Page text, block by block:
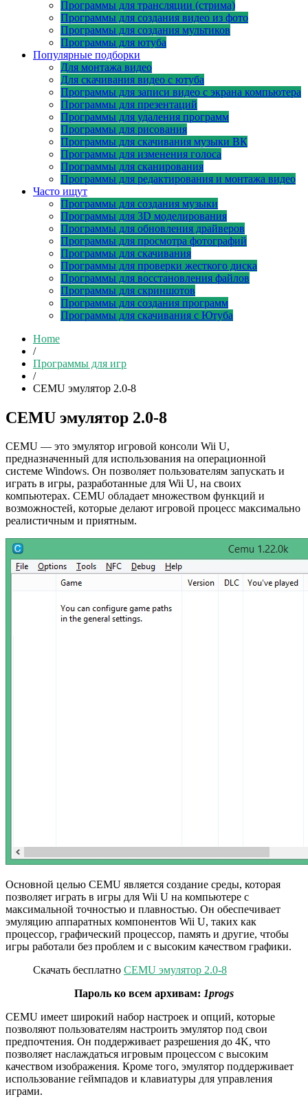
Программы для трансляции (стрима)
Программы для создания видео из фото
Программы для создания мультиков
Программы для ютуба
Популярные подборки
Для монтажа видео
Для скачивания видео с ютуба
Программы для записи видео с экрана компьютера
Программы для презентаций
Программы для удаления программ
Программы для рисования
Программы для скачивания музыки ВК
Программы для изменения голоса
Программы для сканирования
Программы для редактирования и монтажа видео
Часто ищут
Программы для создания музыки
Программы для 3D моделирования
Программы для обновления драйверов
Программы для просмотра фотографий
Программы для скачивания
Программы для проверки жесткого диска
Программы для восстановления файлов
Программы для скриншотов
Программы для создания программ
Программы для скачивания с Ютуба
Home
/
Программы для игр
/
CEMU эмулятор 2.0-8
CEMU эмулятор 2.0-8
CEMU — это эмулятор игровой консоли Wii U,
предназначенный для использования на операционной
системе Windows. Он позволяет пользователям запускать и
играть в игры, разработанные для Wii U, на своих
компьютерах. CEMU обладает множеством функций и
возможностей, которые делают игровой процесс максимально
реалистичным и приятным.
Основной целью CEMU является создание среды, которая
позволяет играть в игры для Wii U на компьютере с
максимальной точностью и плавностью. Он обеспечивает
эмуляцию аппаратных компонентов Wii U, таких как
процессор, графический процессор, память и другие, чтобы
игры работали без проблем и с высоким качеством графики.
Скачать бесплатно CEMU эмулятор 2.0-8
Пароль ко всем архивам: 1progs
CEMU имеет широкий набор настроек и опций, которые
позволяют пользователям настроить эмулятор под свои
предпочтения. Он поддерживает разрешения до 4K, что
позволяет наслаждаться игровым процессом с высоким
качеством изображения. Кроме того, эмулятор поддерживает
использование геймпадов и клавиатуры для управления
играми.